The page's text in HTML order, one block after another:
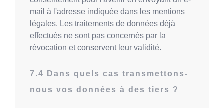
mail à l'adresse indiquée dans les mentions
légales. Les traitements de données déjà
effectués ne sont pas concernés par la
révocation et conservent leur validité.
Dans quels cas transmettons-
nous vos données à des tiers ?